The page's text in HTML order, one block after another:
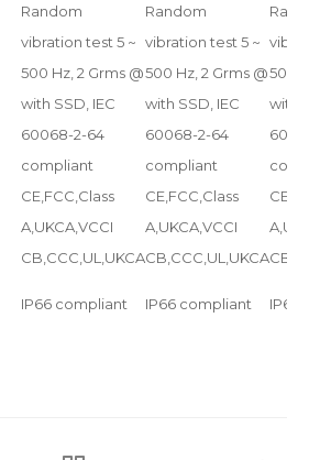
Random
vibration test 5 ~
500 Hz, 2 Grms @
with SSD, IEC
60068-2-64
compliant
Random
vibration test 5 ~
500 Hz, 2 Grms @
with SSD, IEC
60068-2-64
compliant
500
with
CE,FCC,Class
A,UKCA,VCCI
CE,FCC,Class
A,UKCA,VCCI
CB,CCC,UL,UKCACB,CCC,UL,UKCA
IP66 compliant IP66 compliant IP66